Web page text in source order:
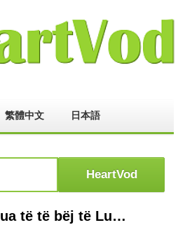
繁體中文 日本語
HeartVod : Dua të të bëj të Lumtur - Vjehrra është një nënë e dytë për mua